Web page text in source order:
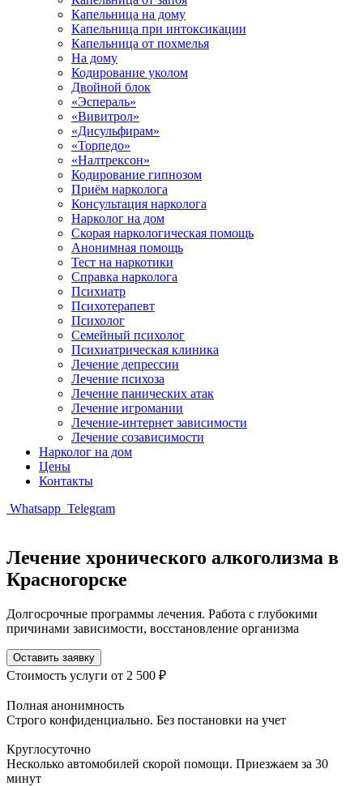
Капельница на дому
Капельница при интоксикации
Капельница от похмелья
На дому
Кодирование уколом
Двойной блок
«Эспераль»
«Вивитрол»
«Дисульфирам»
«Торпедо»
«Налтрексон»
Кодирование гипнозом
Приём нарколога
Консультация нарколога
Нарколог на дом
Скорая наркологическая помощь
Анонимная помощь
Тест на наркотики
Справка нарколога
Психиатр
Психотерапевт
Психолог
Семейный психолог
Психиатрическая клиника
Лечение депрессии
Лечение психоза
Лечение панических атак
Лечение игромании
Лечение-интернет зависимости
Лечение созависимости
Нарколог на дом
Цены
Контакты
Whatsapp Telegram
Лечение хронического алкоголизма в
Красногорске
Долгосрочные программы лечения. Работа с глубокими
причинами зависимости, восстановление организма
Оставить заявку
Стоимость услуги от 2 500 ₽
Полная анонимность
Строго конфиденциально. Без постановки на учет
Круглосуточно
Несколько автомобилей скорой помощи. Приезжаем за 30
минут